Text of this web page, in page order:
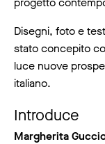
Disegni, foto e
stato concepito
luce nuove
italiano.
Introduce
Margherita